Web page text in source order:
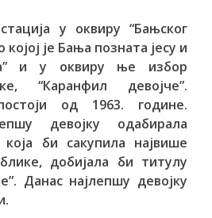
у оквиру “Бањског
је Бања позната јесу и
и у оквиру ње избор
“Каранфил девојче”.
од 1963. године.
девојку одабирала
која би сакупила највише
добијала би титулу
Данас најлепшу девојку